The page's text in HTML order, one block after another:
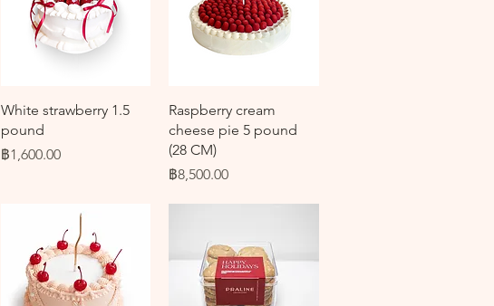
ดูข้อมูลด่วน
White strawberry 1.5
pound
ราคา
฿1,600.00
ดูข้อมูลด่วน
Raspberry cream
cheese pie 5 pound
(28 CM)
ราคา
฿8,500.00